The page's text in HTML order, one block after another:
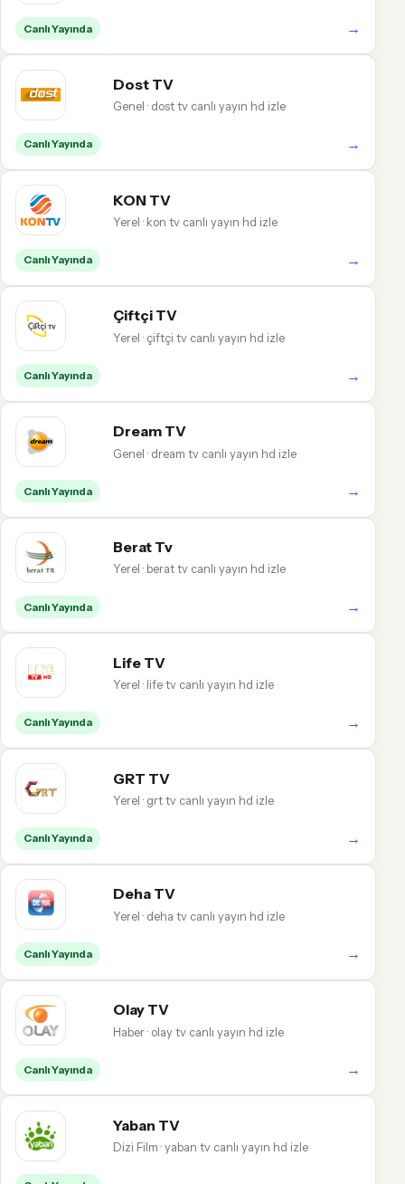
Canlı Yayında →
Dost TV
Genel · dost tv canlı yayın hd izle
Canlı Yayında →
KON TV
Yerel · kon tv canlı yayın hd izle
Canlı Yayında →
Çiftçi TV
Yerel · çiftçi tv canlı yayın hd izle
Canlı Yayında →
Dream TV
Genel · dream tv canlı yayın hd izle
Canlı Yayında →
Berat Tv
Yerel · berat tv canlı yayın hd izle
Canlı Yayında →
Life TV
Yerel · life tv canlı yayın hd izle
Canlı Yayında →
GRT TV
Yerel · grt tv canlı yayın hd izle
Canlı Yayında →
Deha TV
Yerel · deha tv canlı yayın hd izle
Canlı Yayında →
Olay TV
Haber · olay tv canlı yayın hd izle
Canlı Yayında →
Yaban TV
Dizi Film · yaban tv canlı yayın hd izle